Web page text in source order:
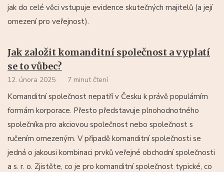
jak do celé věci vstupuje evidence skutečných majitelů (a její
omezení pro veřejnost).
Jak založit komanditní společnost a vyplatí
se to vůbec?
12. února 2025 7 minut čtení
Komanditní společnost nepatří v Česku k právě populárním
formám korporace. Přesto představuje plnohodnotného
společníka pro akciovou společnost nebo společnost s
ručením omezeným. V případě komanditní společnosti se
jedná o jakousi kombinaci prvků veřejné obchodní společnosti
a s. r. o. Zjistěte, co je pro komanditní společnost typické, co